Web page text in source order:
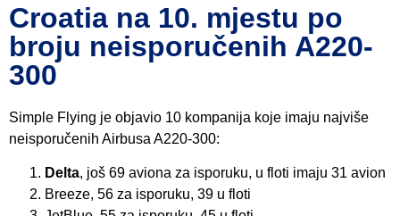
Croatia na 10. mjestu po
broju neisporučenih A220-
300
Simple Flying je objavio 10 kompanija koje imaju najviše
neisporučenih Airbusa A220-300:
Delta, još 69 aviona za isporuku, u floti imaju 31 avion
Breeze, 56 za isporuku, 39 u floti